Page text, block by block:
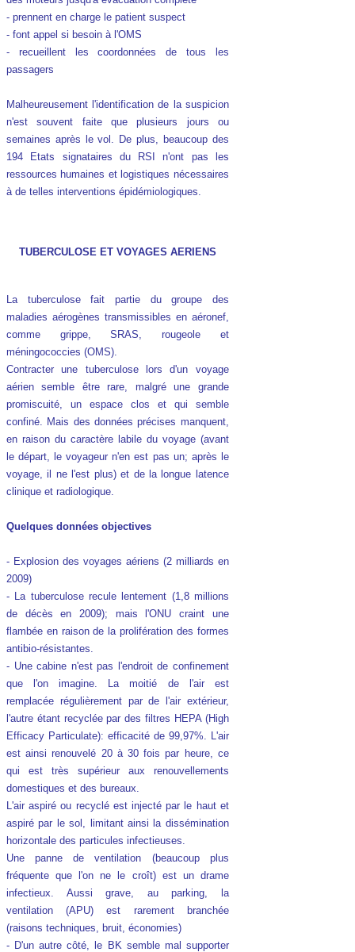
- prennent en charge le patient suspect
- font appel si besoin à l'OMS
- recueillent les coordonnées de tous les
passagers
Malheureusement l'identification de la suspicion
n'est souvent faite que plusieurs jours ou
semaines après le vol. De plus, beaucoup des
194 Etats signataires du RSI n'ont pas les
ressources humaines et logistiques nécessaires
à de telles interventions épidémiologiques.
TUBERCULOSE ET VOYAGES AERIENS
La tuberculose fait partie du groupe des
maladies aérogènes transmissibles en aéronef,
comme grippe, SRAS, rougeole et
méningococcies (OMS).
Contracter une tuberculose lors d'un voyage
aérien semble être rare, malgré une grande
promiscuité, un espace clos et qui semble
confiné. Mais des données précises manquent,
en raison du caractère labile du voyage (avant
le départ, le voyageur n'en est pas un; après le
voyage, il ne l'est plus) et de la longue latence
clinique et radiologique.
Quelques données objectives
- Explosion des voyages aériens (2 milliards en
2009)
- La tuberculose recule lentement (1,8 millions
de décès en 2009); mais l'ONU craint une
flambée en raison de la prolifération des formes
antibio-résistantes.
- Une cabine n'est pas l'endroit de confinement
que l'on imagine. La moitié de l'air est
remplacée régulièrement par de l'air extérieur,
l'autre étant recyclée par des filtres HEPA (High
Efficacy Particulate): efficacité de 99,97%. L'air
est ainsi renouvelé 20 à 30 fois par heure, ce
qui est très supérieur aux renouvellements
domestiques et des bureaux.
L'air aspiré ou recyclé est injecté par le haut et
aspiré par le sol, limitant ainsi la dissémination
horizontale des particules infectieuses.
Une panne de ventilation (beaucoup plus
fréquente que l'on ne le croît) est un drame
infectieux. Aussi grave, au parking, la
ventilation (APU) est rarement branchée
(raisons techniques, bruit, économies)
- D'un autre côté, le BK semble mal supporter